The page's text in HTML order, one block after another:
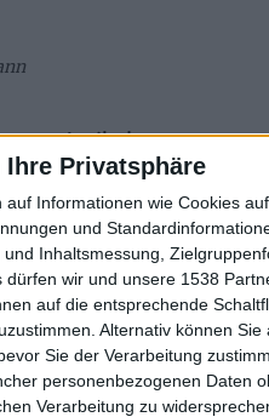
Privatsphäre
Informationen wie Cookies
und
Inhaltsmessung,
dürfen wir und unsere 1538
auf die entsprechende
Alternativ können Sie
Sie der Verarbeitung
personenbezogenen Daten
Verarbeitung zu
Artikel
6 8 9
18 19 20 21 22 23